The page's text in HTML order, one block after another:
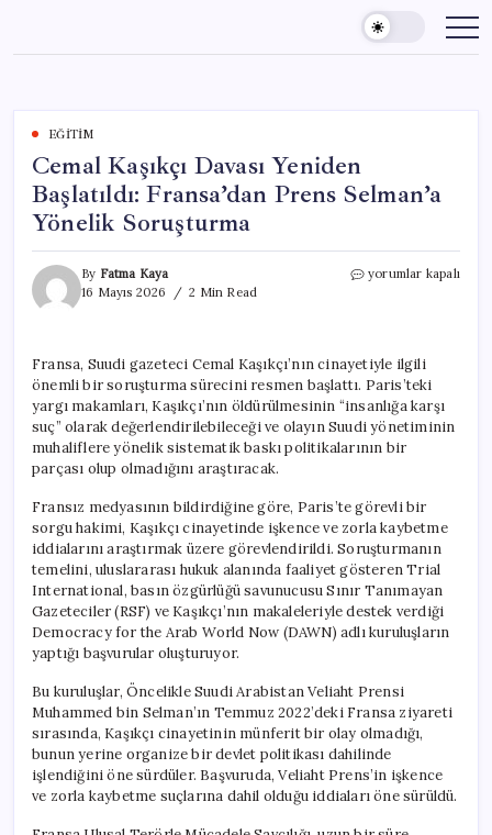
content
EĞITIM
Cemal Kaşıkçı Davası Yeniden
Başlatıldı: Fransa’dan Prens Selman’a
Yönelik Soruşturma
By Fatma Kaya
16 Mayıs 2026
2 Min Read
Cemal
Fransa’dan
Prens
Selman’a
Yönelik
Soruşturma
yorumlar kapalı
Fransa, Suudi gazeteci Cemal Kaşıkçı’nın cinayetiyle ilgili
önemli bir soruşturma sürecini resmen başlattı. Paris’teki
yargı makamları, Kaşıkçı’nın öldürülmesinin “insanlığa karşı
suç” olarak değerlendirilebileceği ve olayın Suudi yönetiminin
muhaliflere yönelik sistematik baskı politikalarının bir
parçası olup olmadığını araştıracak.
Fransız medyasının bildirdiğine göre, Paris’te görevli bir
sorgu hakimi, Kaşıkçı cinayetinde işkence ve zorla kaybetme
iddialarını araştırmak üzere görevlendirildi. Soruşturmanın
temelini, uluslararası hukuk alanında faaliyet gösteren Trial
International, basın özgürlüğü savunucusu Sınır Tanımayan
Gazeteciler (RSF) ve Kaşıkçı’nın makaleleriyle destek verdiği
Democracy for the Arab World Now (DAWN) adlı kuruluşların
yaptığı başvurular oluşturuyor.
Bu kuruluşlar, Öncelikle Suudi Arabistan Veliaht Prensi
Muhammed bin Selman’ın Temmuz 2022’deki Fransa ziyareti
sırasında, Kaşıkçı cinayetinin münferit bir olay olmadığı,
bunun yerine organize bir devlet politikası dahilinde
işlendiğini öne sürdüler. Başvuruda, Veliaht Prens’in işkence
ve zorla kaybetme suçlarına dahil olduğu iddiaları öne sürüldü.